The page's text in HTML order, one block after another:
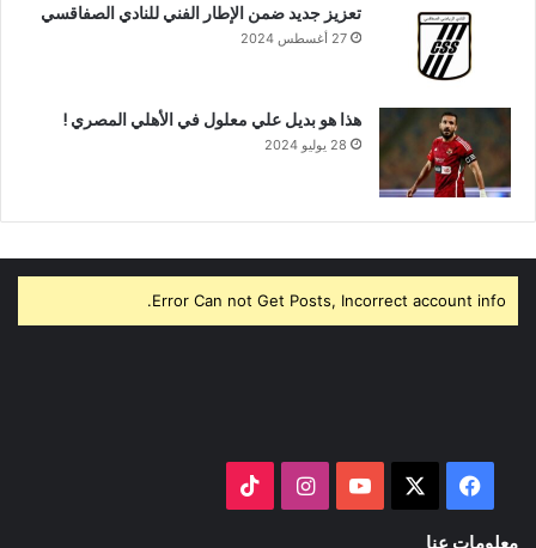
تعزيز جديد ضمن الإطار الفني للنادي الصفاقسي
27 أغسطس 2024
هذا هو بديل علي معلول في الأهلي المصري !
28 يوليو 2024
Error Can not Get Posts, Incorrect account info.
فيسبوك ‫YouTubeانستقرام
معلومات عنا